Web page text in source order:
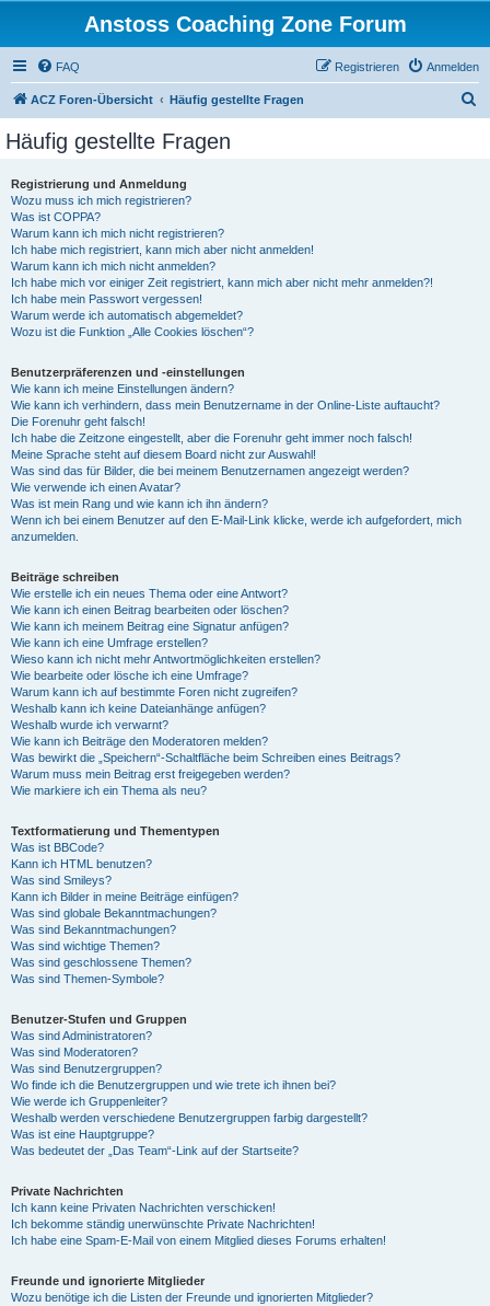
Anstoss Coaching Zone Forum
FAQ Anmelden
Registrieren
ACZ Foren-Übersicht Häufig gestellte Fragen
Häufig gestellte Fragen
Registrierung und Anmeldung
Wozu muss ich mich registrieren?
Was ist COPPA?
Warum kann ich mich nicht registrieren?
Ich habe mich registriert, kann mich aber nicht anmelden!
Warum kann ich mich nicht anmelden?
Ich habe mich vor einiger Zeit registriert, kann mich aber nicht mehr anmelden?!
Ich habe mein Passwort vergessen!
Warum werde ich automatisch abgemeldet?
Wozu ist die Funktion „Alle Cookies löschen“?
Benutzerpräferenzen und -einstellungen
Wie kann ich meine Einstellungen ändern?
Wie kann ich verhindern, dass mein Benutzername in der Online-Liste auftaucht?
Die Forenuhr geht falsch!
Ich habe die Zeitzone eingestellt, aber die Forenuhr geht immer noch falsch!
Meine Sprache steht auf diesem Board nicht zur Auswahl!
Was sind das für Bilder, die bei meinem Benutzernamen angezeigt werden?
Wie verwende ich einen Avatar?
Was ist mein Rang und wie kann ich ihn ändern?
Wenn ich bei einem Benutzer auf den E-Mail-Link klicke, werde ich aufgefordert, mich
anzumelden.
Beiträge schreiben
Wie erstelle ich ein neues Thema oder eine Antwort?
Wie kann ich einen Beitrag bearbeiten oder löschen?
Wie kann ich meinem Beitrag eine Signatur anfügen?
Wie kann ich eine Umfrage erstellen?
Wieso kann ich nicht mehr Antwortmöglichkeiten erstellen?
Wie bearbeite oder lösche ich eine Umfrage?
Warum kann ich auf bestimmte Foren nicht zugreifen?
Weshalb kann ich keine Dateianhänge anfügen?
Weshalb wurde ich verwarnt?
Wie kann ich Beiträge den Moderatoren melden?
Was bewirkt die „Speichern“-Schaltfläche beim Schreiben eines Beitrags?
Warum muss mein Beitrag erst freigegeben werden?
Wie markiere ich ein Thema als neu?
Textformatierung und Thementypen
Was ist BBCode?
Kann ich HTML benutzen?
Was sind Smileys?
Kann ich Bilder in meine Beiträge einfügen?
Was sind globale Bekanntmachungen?
Was sind Bekanntmachungen?
Was sind wichtige Themen?
Was sind geschlossene Themen?
Was sind Themen-Symbole?
Benutzer-Stufen und Gruppen
Was sind Administratoren?
Was sind Moderatoren?
Was sind Benutzergruppen?
Wo finde ich die Benutzergruppen und wie trete ich ihnen bei?
Wie werde ich Gruppenleiter?
Weshalb werden verschiedene Benutzergruppen farbig dargestellt?
Was ist eine Hauptgruppe?
Was bedeutet der „Das Team“-Link auf der Startseite?
Private Nachrichten
Ich kann keine Privaten Nachrichten verschicken!
Ich bekomme ständig unerwünschte Private Nachrichten!
Ich habe eine Spam-E-Mail von einem Mitglied dieses Forums erhalten!
Freunde und ignorierte Mitglieder
Wozu benötige ich die Listen der Freunde und ignorierten Mitglieder?